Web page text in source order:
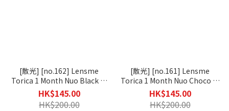
[散光] [no.162] Lensme
Torica 1 Month Nuo Black 月
拋彩妝隱形眼鏡｜每盒2片
HK$145.00
HK$200.00
[散光] [no.161] Lensme
Torica 1 Month Nuo Choco 月
拋彩妝隱形眼鏡｜每盒2片
HK$145.00
HK$200.00